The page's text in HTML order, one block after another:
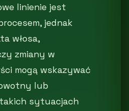
linienie jest
jednak
włosa,
zmiany w
mogą wskazywać
lub
sytuacjach